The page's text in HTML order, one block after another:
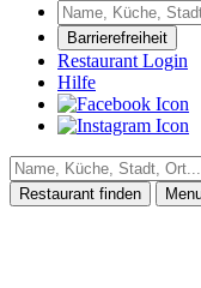
Barrierefreiheit
Restaurant Login
Hilfe
Restaurant finden